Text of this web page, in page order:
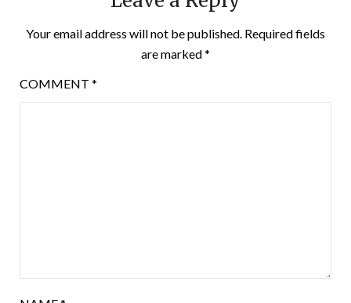
Your email address will not be published. Required fields
are marked*
COMMENT *